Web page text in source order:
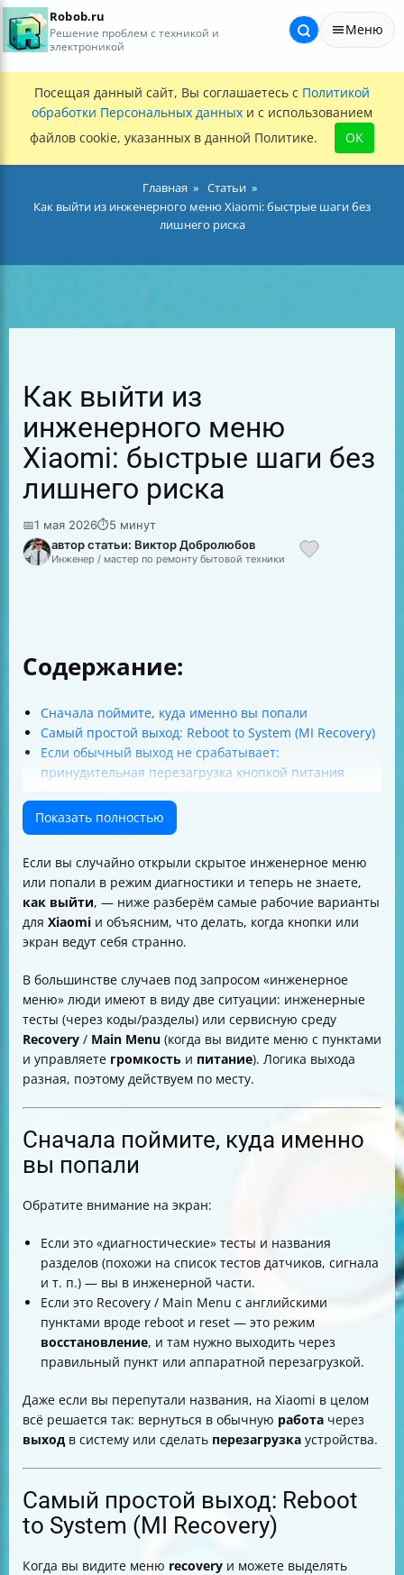
Robob.ru
Решение проблем с техникой и
электроникой
Меню
Посещая данный сайт, Вы соглашаетесь с Политикой
обработки Персональных данных и с использованием
файлов cookie, указанных в данной Политике.
OK
Главная
Статьи
Как выйти из инженерного меню Xiaomi: быстрые шаги без
лишнего риска
Как выйти из
инженерного меню
Xiaomi: быстрые шаги без
лишнего риска
📅1 мая 2026⏱5 минут
автор статьи: Виктор Добролюбов
Инженер / мастер по ремонту бытовой техники
Содержание:
Сначала поймите, куда именно вы попали
Самый простой выход: Reboot to System (MI Recovery)
Если обычный выход не срабатывает:
принудительная перезагрузка кнопкой питания
безопасный режим (Safe Mode)
Циклическая перезагрузка (bootloop): как выйти и
Если не работают кнопки: что делать в меню
Recovery
Как выйти, если вы перепутали инженерное меню и
Recovery
Важные предупреждения про сброс и “Wipe Data”
Что делать, если меню не отображает “Wipe Data”
Пошаговая шпаргалка: “как выйти” в зависимости от
экрана
Короткий итог
Показать полностью
Если вы случайно открыли скрытое инженерное меню
или попали в режим диагностики и теперь не знаете,
как выйти, — ниже разберём самые рабочие варианты
для Xiaomi и объясним, что делать, когда кнопки или
экран ведут себя странно.
В большинстве случаев под запросом «инженерное
меню» люди имеют в виду две ситуации: инженерные
тесты (через коды/разделы) или сервисную среду
Recovery / Main Menu (когда вы видите меню с пунктами
и управляете громкость и питание). Логика выхода
разная, поэтому действуем по месту.
Сначала поймите, куда именно
вы попали
Обратите внимание на экран:
Если это «диагностические» тесты и названия
разделов (похожи на список тестов датчиков, сигнала
и т. п.) — вы в инженерной части.
Если это Recovery / Main Menu с английскими
пунктами вроде reboot и reset — это режим
восстановление, и там нужно выходить через
правильный пункт или аппаратной перезагрузкой.
Даже если вы перепутали названия, на Xiaomi в целом
всё решается так: вернуться в обычную работа через
выход в систему или сделать перезагрузка устройства.
Самый простой выход: Reboot
to System (MI Recovery)
Когда вы видите меню recovery и можете выделять